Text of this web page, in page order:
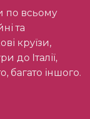
та
круїзи,
до Італії,
багато іншого.